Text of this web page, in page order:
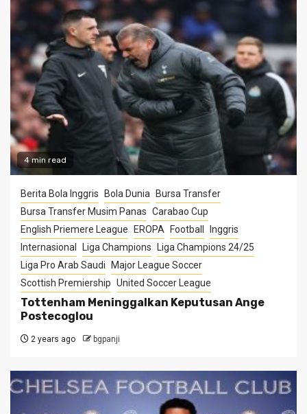
4 min read
Berita Bola Inggris Bola Dunia
Bursa Transfer
Bursa Transfer Musim Panas Carabao Cup
English Priemere League
EROPA Football
Inggris
Internasional
Liga Champions
Liga Champions 24/25
Liga Pro Arab Saudi
Major League Soccer
Scottish Premiership United Soccer League
Tottenham Meninggalkan Keputusan Ange
Postecoglou
2 years ago bgpanji